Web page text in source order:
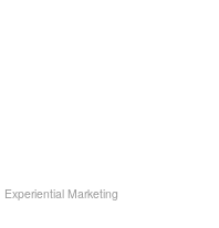
Experiential Marketing